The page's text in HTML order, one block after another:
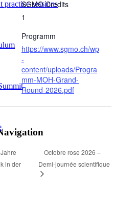
sessions
SGMO Credits
1
Programm
https://www.sgmo.ch/wp
-
content/uploads/Progra
mm-MOH-Grand-
Round-2026.pdf
in der
Octobre rose 2026 –
Demi-journée scientifique